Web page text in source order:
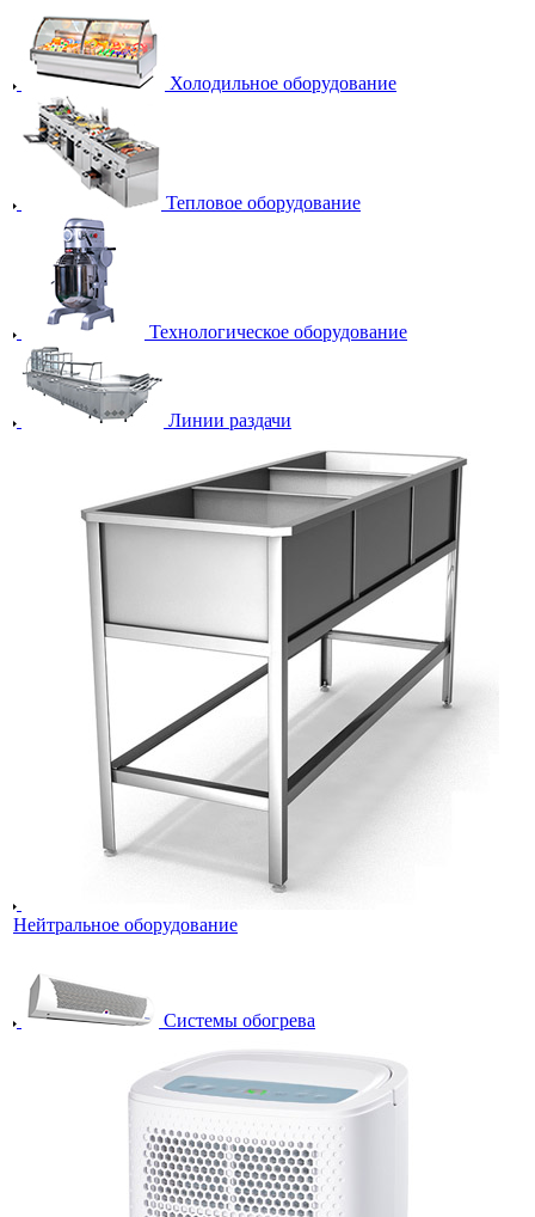
Холодильное оборудование
Тепловое оборудование
Технологическое оборудование
Линии раздачи
Нейтральное оборудование
Системы обогрева